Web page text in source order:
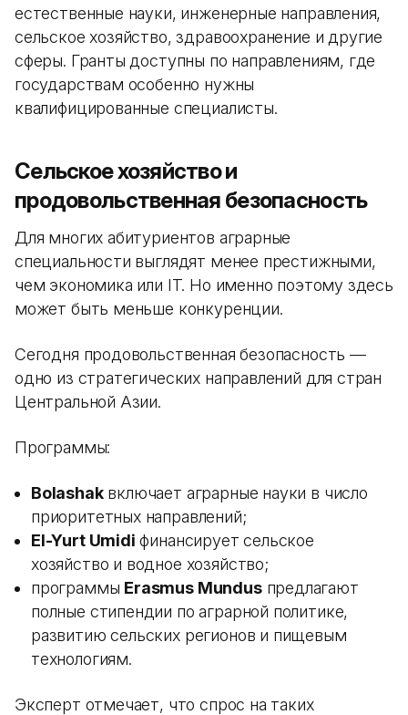
естественные науки, инженерные направления,
сельское хозяйство, здравоохранение и другие
сферы. Гранты доступны по направлениям, где
государствам особенно нужны
квалифицированные специалисты.
Сельское хозяйство и
продовольственная безопасность
Для многих абитуриентов аграрные
специальности выглядят менее престижными,
чем экономика или IT. Но именно поэтому здесь
может быть меньше конкуренции.
Сегодня продовольственная безопасность —
одно из стратегических направлений для стран
Центральной Азии.
Программы:
Bolashakвключает аграрные науки в число
приоритетных направлений;
El-Yurt Umidi финансирует сельское
хозяйство и водное хозяйство;
программы Erasmus Mundusпредлагают
полные стипендии по аграрной политике,
развитию сельских регионов и пищевым
технологиям.
Эксперт отмечает, что спрос на таких